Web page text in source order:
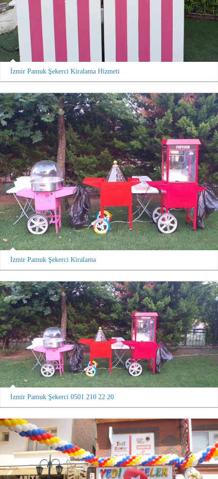
İzmir Pamuk Şekerci Kiralama Hizmeti
İzmir Pamuk Şekerci Kiralama
İzmir Pamuk Şekerci 0501 210 22 20